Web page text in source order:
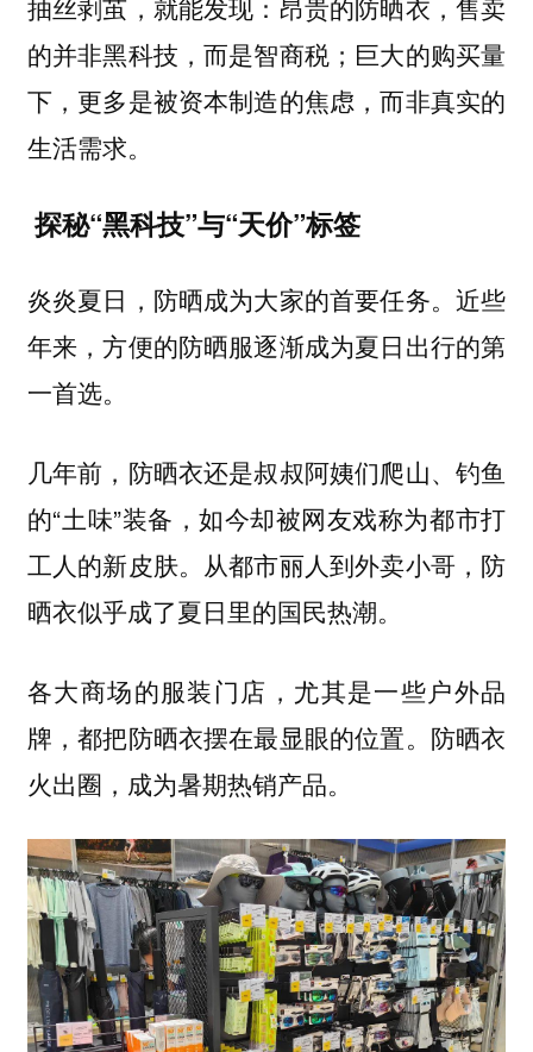
抽丝剥茧，就能发现：昂贵的防晒衣，售卖
的并非黑科技，而是智商税；巨大的购买量
下，更多是被资本制造的焦虑，而非真实的
生活需求。
探秘“黑科技”与“天价”标签
炎炎夏日，防晒成为大家的首要任务。近些
年来，方便的防晒服逐渐成为夏日出行的第
一首选。
几年前，防晒衣还是叔叔阿姨们爬山、钓鱼
的“土味”装备，如今却被网友戏称为都市打
工人的新皮肤。从都市丽人到外卖小哥，防
晒衣似乎成了夏日里的国民热潮。
各大商场的服装门店，尤其是一些户外品
牌，都把防晒衣摆在最显眼的位置。防晒衣
火出圈，成为暑期热销产品。